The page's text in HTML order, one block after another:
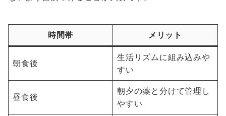
時間帯 メリット
朝食後
生活リズムに組み込みや
すい
昼食後
朝夕の薬と分けて管理し
やすい